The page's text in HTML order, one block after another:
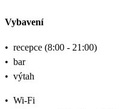
Vybavení
• recepce (8:00 - 21:00)
• bar
• výtah
• Wi-Fi